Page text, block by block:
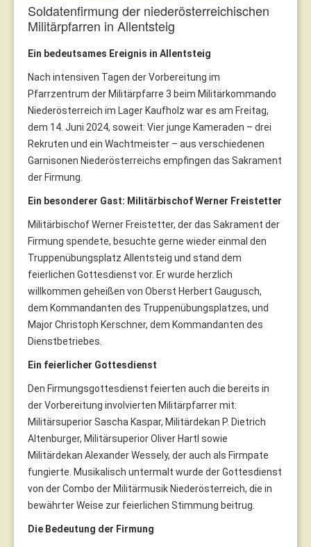
Soldatenfirmung der niederösterreichischen
Militärpfarren in Allentsteig
Ein bedeutsames Ereignis in Allentsteig
Nach intensiven Tagen der Vorbereitung im
Pfarrzentrum der Militärpfarre 3 beim Militärkommando
Niederösterreich im Lager Kaufholz war es am Freitag,
dem 14. Juni 2024, soweit: Vier junge Kameraden – drei
Rekruten und ein Wachtmeister – aus verschiedenen
Garnisonen Niederösterreichs empfingen das Sakrament
der Firmung.
Ein besonderer Gast: Militärbischof Werner Freistetter
Militärbischof Werner Freistetter, der das Sakrament der
Firmung spendete, besuchte gerne wieder einmal den
Truppenübungsplatz Allentsteig und stand dem
feierlichen Gottesdienst vor. Er wurde herzlich
willkommen geheißen von Oberst Herbert Gaugusch,
dem Kommandanten des Truppenübungsplatzes, und
Major Christoph Kerschner, dem Kommandanten des
Dienstbetriebes.
Ein feierlicher Gottesdienst
Den Firmungsgottesdienst feierten auch die bereits in
der Vorbereitung involvierten Militärpfarrer mit:
Militärsuperior Sascha Kaspar, Militärdekan P. Dietrich
Altenburger, Militärsuperior Oliver Hartl sowie
Militärdekan Alexander Wessely, der auch als Firmpate
fungierte. Musikalisch untermalt wurde der Gottesdienst
von der Combo der Militärmusik Niederösterreich, die in
bewährter Weise zur feierlichen Stimmung beitrug.
Die Bedeutung der Firmung